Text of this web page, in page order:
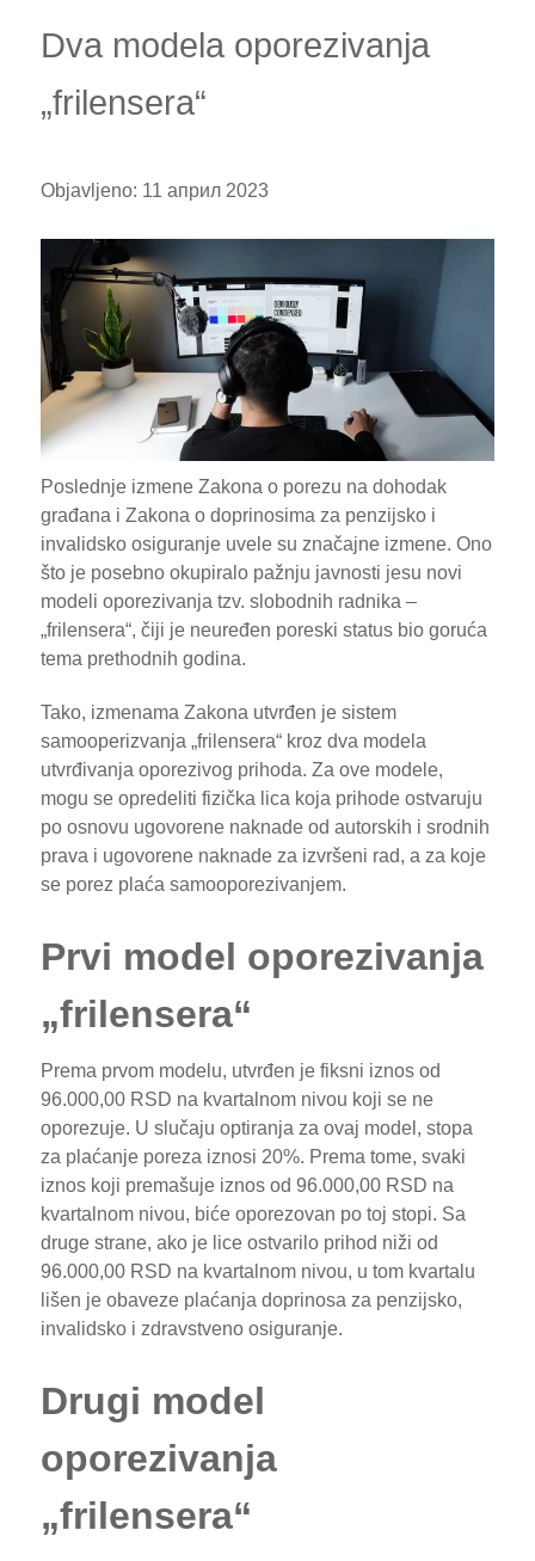
Dva modela oporezivanja
„frilensera“
Objavljeno: 11 април 2023
Poslednje izmene Zakona o porezu na dohodak
građana i Zakona o doprinosima za penzijsko i
invalidsko osiguranje uvele su značajne izmene. Ono
što je posebno okupiralo pažnju javnosti jesu novi
modeli oporezivanja tzv. slobodnih radnika –
„frilensera“, čiji je neuređen poreski status bio goruća
tema prethodnih godina.
Tako, izmenama Zakona utvrđen je sistem
samooperizvanja „frilensera“ kroz dva modela
utvrđivanja oporezivog prihoda. Za ove modele,
mogu se opredeliti fizička lica koja prihode ostvaruju
po osnovu ugovorene naknade od autorskih i srodnih
prava i ugovorene naknade za izvršeni rad, a za koje
se porez plaća samooporezivanjem.
Prvi model oporezivanja
„frilensera“
Prema prvom modelu, utvrđen je fiksni iznos od
96.000,00 RSD na kvartalnom nivou koji se ne
oporezuje. U slučaju optiranja za ovaj model, stopa
za plaćanje poreza iznosi 20%. Prema tome, svaki
iznos koji premašuje iznos od 96.000,00 RSD na
kvartalnom nivou, biće oporezovan po toj stopi. Sa
druge strane, ako je lice ostvarilo prihod niži od
96.000,00 RSD na kvartalnom nivou, u tom kvartalu
lišen je obaveze plaćanja doprinosa za penzijsko,
invalidsko i zdravstveno osiguranje.
Drugi model
oporezivanja
„frilensera“